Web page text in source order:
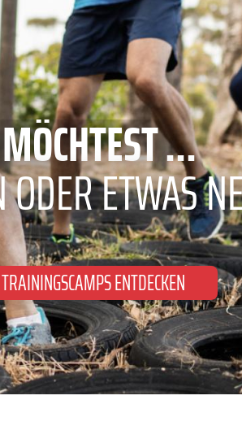
...
ETWAS
ENTDECKEN